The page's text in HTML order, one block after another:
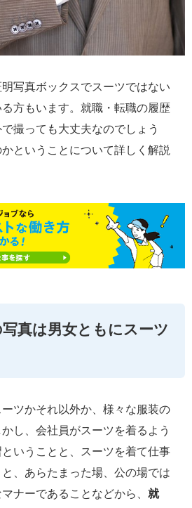
写真ボックスでスーツではない
方もいます。就職・転職の履歴
撮っても大丈夫なのでしょう
ということについて詳しく解説
真は男女ともにスーツ
ツかそれ以外か、様々な服装の
し、会社員がスーツを着るよう
いうことと、スーツを着て仕事
、あらたまった場、公の場では
ナーであることなどから、 就